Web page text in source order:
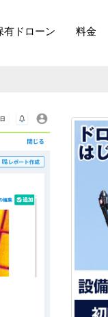
有ドローン 料金